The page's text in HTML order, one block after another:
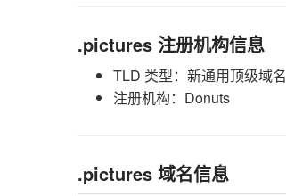
.pictures 注册机构信息
TLD 类型：新通用顶级域名
注册机构：Donuts
.pictures 域名信息